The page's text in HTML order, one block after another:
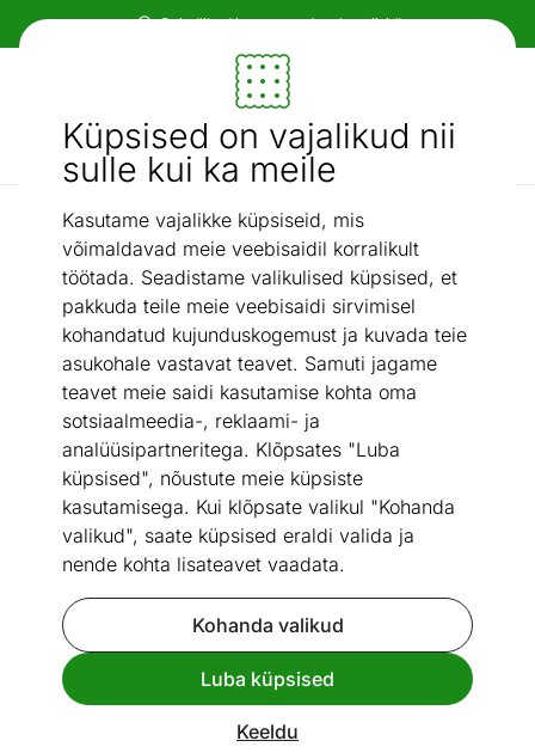
Küpsised on vajalikud nii
sulle kui ka meile
Kasutame vajalikke küpsiseid, mis
võimaldavad meie veebisaidil korralikult
töötada. Seadistame valikulised küpsised, et
pakkuda teile meie veebisaidi sirvimisel
kohandatud kujunduskogemust ja kuvada teie
asukohale vastavat teavet. Samuti jagame
teavet meie saidi kasutamise kohta oma
sotsiaalmeedia-, reklaami- ja
analüüsipartneritega. Klõpsates "Luba
küpsised", nõustute meie küpsiste
kasutamisega. Kui klõpsate valikul "Kohanda
valikud", saate küpsised eraldi valida ja
nende kohta lisateavet vaadata.
Kohanda valikud
Luba küpsised
Keeldu
Paindlikud ja mugavad makseviisid!
Mööbel ja sisustus - ON24
Otsi...
AI otsing
Mänguväljakute lisad / Kiigeklamber Indoor
Vaata sarnaseid